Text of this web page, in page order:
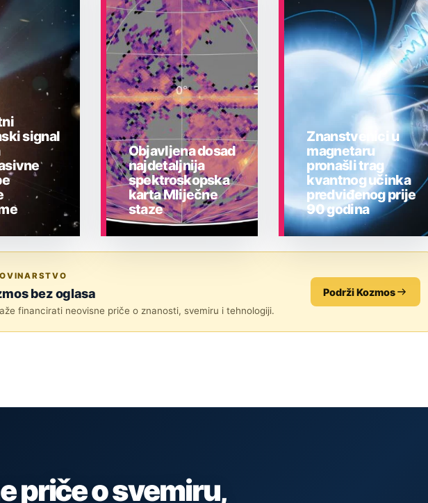
signal
Objavljena dosad
najdetaljnija
spektroskopska
karta Mliječne
staze
Znanstvenici u
magnetaru
pronašli trag
kvantnog učinka
predviđenog prije
90 godina
bez oglasa
financirati neovisne priče o znanosti, svemiru i tehnologiji.
Podrži Kozmos
priče o svemiru,